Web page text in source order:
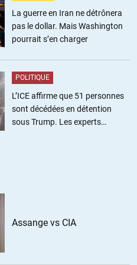
17h43
constitution.
flingueurs ».
La guerre en Iran ne détrônera
pas le dollar. Mais Washington
pourrait s’en charger
POLITIQUE
L’ICE affirme que 51 personnes
sont décédées en détention
sous Trump. Les experts
Assange vs CIA